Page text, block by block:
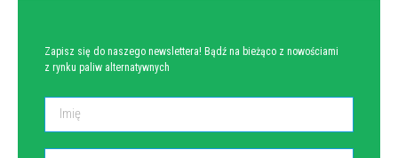
Zapisz się do naszego newslettera! Bądź na bieżąco z nowościami
z rynku paliw alternatywnych